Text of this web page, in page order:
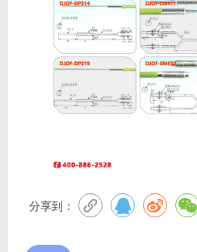
分享到：